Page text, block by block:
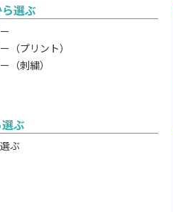
選ぶ
（プリント）
（刺繍）
ぶ
ぶ
￥364 ~(税
行わない場合の税込価格です。
、ロット割れ手数料がかかることがあり
口部も広くて中身を取り出しや
そのまま入れることもできるボ
カラーバリエーションも豊富な
能なアイテムですので、ノベル